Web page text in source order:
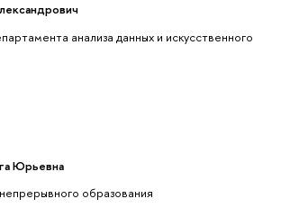
анализа данных и искусственного
Юрьевна
образования